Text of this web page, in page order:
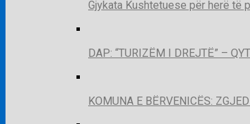
Gjykata Kushtetuese për herë të
DAP: “TURIZËM I DREJTË” –
KOMUNA E BËRVENICËS: